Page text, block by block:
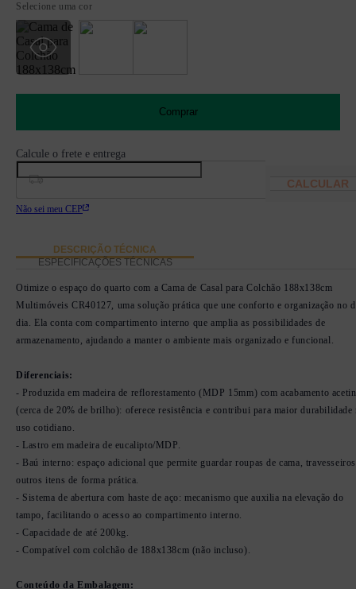
Selecione uma cor
Comprar
Não sei meu CEP
DESCRIÇÃO TÉCNICA
ESPECIFICAÇÕES TÉCNICAS
Otimize o espaço do quarto com a Cama de Casal para Colchão 188x138cm
Multimóveis CR40127, uma solução prática que une conforto e organização no
dia. Ela conta com compartimento interno que amplia as possibilidades de
armazenamento, ajudando a manter o ambiente mais organizado e funcional.
Diferenciais:
- Produzida em madeira de reflorestamento (MDP 15mm) com acabamento
(cerca de 20% de brilho): oferece resistência e contribui para maior durabilidade
uso cotidiano.
- Lastro em madeira de eucalipto/MDP.
- Baú interno: espaço adicional que permite guardar roupas de cama,
outros itens de forma prática.
- Sistema de abertura com haste de aço: mecanismo que auxilia na elevação do
tampo, facilitando o acesso ao compartimento interno.
- Capacidade de até 200kg.
- Compatível com colchão de 188x138cm (não incluso).
Conteúdo da Embalagem: